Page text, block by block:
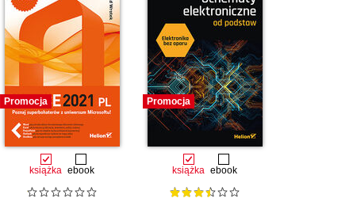
Promocja
książka ebook
Promocja
książka ebook